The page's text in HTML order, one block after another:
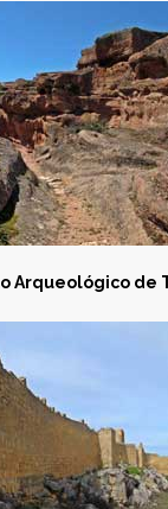
Arqueológico de